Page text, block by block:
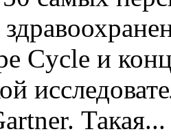
Cycle и
Такая...